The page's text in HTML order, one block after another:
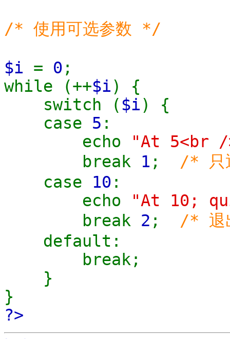
/* 使用可选参数 */
$i = 0 ;
while (++$i) {
switch ( $i) {
case 5 :
echo
"At 5<br
break 1 ; /* 只
case 10 :
echo
"At 10;
break 2 ; /* 退
default:
break;
}
}
?>